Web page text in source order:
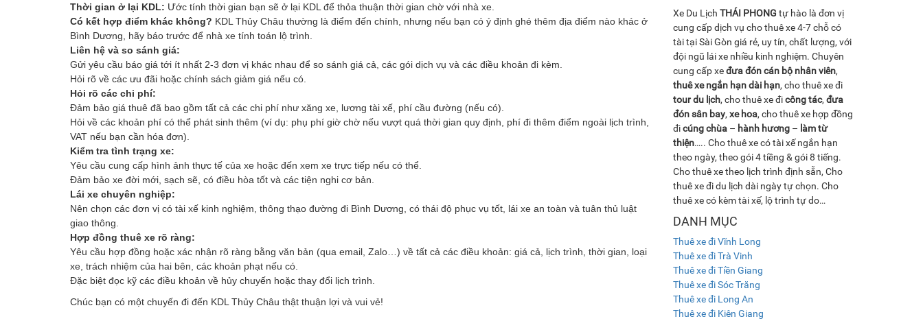
Thời gian ở lại KDL: Ước tính thời gian bạn sẽ ở lại KDL để thỏa thuận thời gian chờ với nhà xe.
Có kết hợp điểm khác không? KDL Thủy Châu thường là điểm đến chính, nhưng nếu bạn có ý định ghé thêm địa điểm nào khác ở
Bình Dương, hãy báo trước để nhà xe tính toán lộ trình.
Liên hệ và so sánh giá:
Gửi yêu cầu báo giá tới ít nhất 2-3 đơn vị khác nhau để so sánh giá cả, các gói dịch vụ và các điều khoản đi kèm.
Hỏi rõ về các ưu đãi hoặc chính sách giảm giá nếu có.
Hỏi rõ các chi phí:
Đảm bảo giá thuê đã bao gồm tất cả các chi phí như xăng xe, lương tài xế, phí cầu đường (nếu có).
Hỏi về các khoản phí có thể phát sinh thêm (ví dụ: phụ phí giờ chờ nếu vượt quá thời gian quy định, phí đi thêm điểm ngoài lịch trình,
VAT nếu bạn cần hóa đơn).
Kiểm tra tình trạng xe:
Yêu cầu cung cấp hình ảnh thực tế của xe hoặc đến xem xe trực tiếp nếu có thể.
Đảm bảo xe đời mới, sạch sẽ, có điều hòa tốt và các tiện nghi cơ bản.
Lái xe chuyên nghiệp:
Nên chọn các đơn vị có tài xế kinh nghiệm, thông thạo đường đi Bình Dương, có thái độ phục vụ tốt, lái xe an toàn và tuân thủ luật
giao thông.
Hợp đồng thuê xe rõ ràng:
Yêu cầu hợp đồng hoặc xác nhận rõ ràng bằng văn bản (qua email, Zalo…) về tất cả các điều khoản: giá cả, lịch trình, thời gian, loại
xe, trách nhiệm của hai bên, các khoản phạt nếu có.
Đặc biệt đọc kỹ các điều khoản về hủy chuyến hoặc thay đổi lịch trình.
Chúc bạn có một chuyến đi đến KDL Thủy Châu thật thuận lợi và vui vẻ!
Xe Du Lịch THÁI PHONG tự hào là đơn vị
cung cấp dịch vụ cho thuê xe 4-7 chỗ có
tài tại Sài Gòn giá rẻ, uy tín, chất lượng, với
đội ngũ lái xe nhiều kinh nghiệm. Chuyên
cung cấp xeđưa đón cán bộ nhân viên,
thuê xe ngắn hạn dài hạn, cho thuê xe đi
tour du lịch, cho thuê xe đicông tác, đưa
đón sân bay, xe hoa, cho thuê xe hợp đồng
đicúng chùa– hành hương– làm từ
thiện….. Cho thuê xe có tài xế ngắn hạn
theo ngày, theo gói 4 tiềng & gói 8 tiếng.
Cho thuê xe theo lịch trình định sẵn, Cho
thuê xe đi du lịch dài ngày tự chọn. Cho
thuê xe có kèm tài xế, lộ trình tự do…
DANH MỤC
Thuê xe đi Vĩnh Long
Thuê xe đi Trà Vinh
Thuê xe đi Tiền Giang
Thuê xe đi Sóc Trăng
Thuê xe đi Long An
Thuê xe đi Kiên Giang